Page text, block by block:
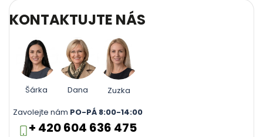
KONTAKTUJTE NÁS
Šárka Dana
Zuzka
Zavolejte nám PO-PÁ 8:00-14:00
+ 420 604 636 475